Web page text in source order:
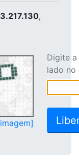
,
Digite
lado no